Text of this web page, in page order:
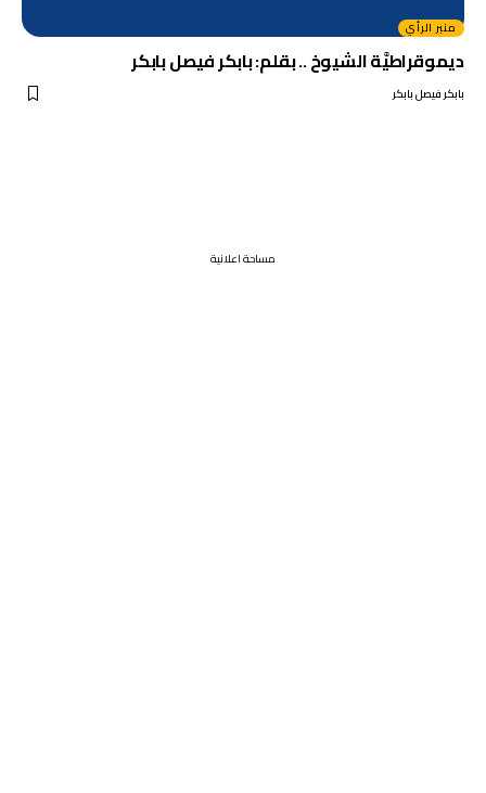
منبر الرأي
ديموقراطيَّة الشيوخ .. بقلم: بابكر فيصل بابكر
بابكر فيصل بابكر
مساحة اعلانية